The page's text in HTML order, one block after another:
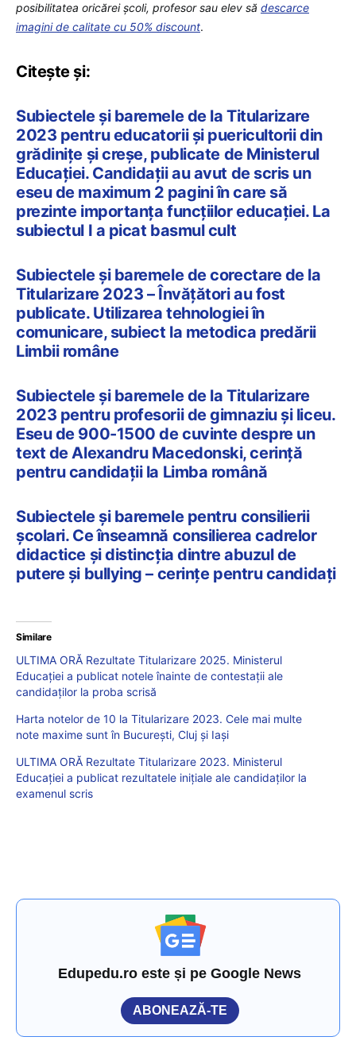
posibilitatea oricărei școli, profesor sau elev să descarce
imagini de calitate cu 50% discount.
Citește și:
Subiectele și baremele de la Titularizare
2023 pentru educatorii și puericultorii din
grădinițe și creșe, publicate de Ministerul
Educației. Candidații au avut de scris un
eseu de maximum 2 pagini în care să
prezinte importanța funcțiilor educației. La
subiectul I a picat basmul cult
Subiectele și baremele de corectare de la
Titularizare 2023 – Învățători au fost
publicate. Utilizarea tehnologiei în
comunicare, subiect la metodica predării
Limbii române
Subiectele și baremele de la Titularizare
2023 pentru profesorii de gimnaziu și liceu.
Eseu de 900-1500 de cuvinte despre un
text de Alexandru Macedonski, cerință
pentru candidații la Limba română
Subiectele și baremele pentru consilierii
școlari. Ce înseamnă consilierea cadrelor
didactice și distincția dintre abuzul de
putere și bullying – cerințe pentru candidați
Similare
ULTIMA ORĂ Rezultate Titularizare 2025. Ministerul
Educației a publicat notele înainte de contestații ale
candidaților la proba scrisă
Harta notelor de 10 la Titularizare 2023. Cele mai multe
note maxime sunt în București, Cluj și Iași
ULTIMA ORĂ Rezultate Titularizare 2023. Ministerul
Educației a publicat rezultatele inițiale ale candidaților la
examenul scris
Edupedu.ro este și pe Google News
ABONEAZĂ-TE